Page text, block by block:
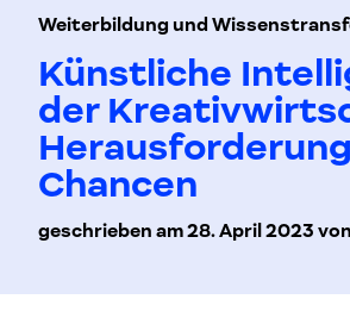
Weiterbildung und
Künstliche
der
Chancen
geschrieben am 28. April 2023